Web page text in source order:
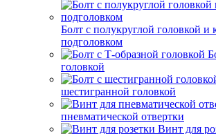
Болт с полукруглой головкой и
подголовком
головкой
шестигранной головкой
пневматической отвертки
Винт для